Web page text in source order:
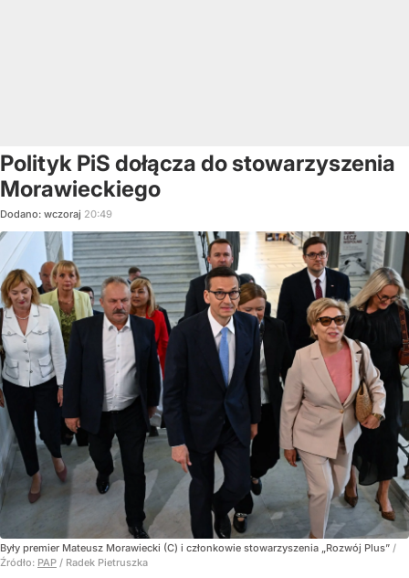
Polityk PiS dołącza do stowarzyszenia
Morawieckiego
Dodano: wczoraj 20:49
Były premier Mateusz Morawiecki (C) i członkowie stowarzyszenia „Rozwój Plus” /
Źródło: PAP / Radek Pietruszka